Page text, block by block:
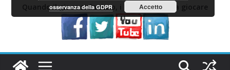
Quando il gioco si fa duro, i sardi iniziano a giocare
osservanza della GDPR
Accetto